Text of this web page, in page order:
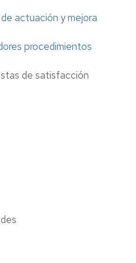
de partes GIM en CMU
calendario y reservas de
personal de seguridad
actuación y mejora
procedimientos
de satisfacción